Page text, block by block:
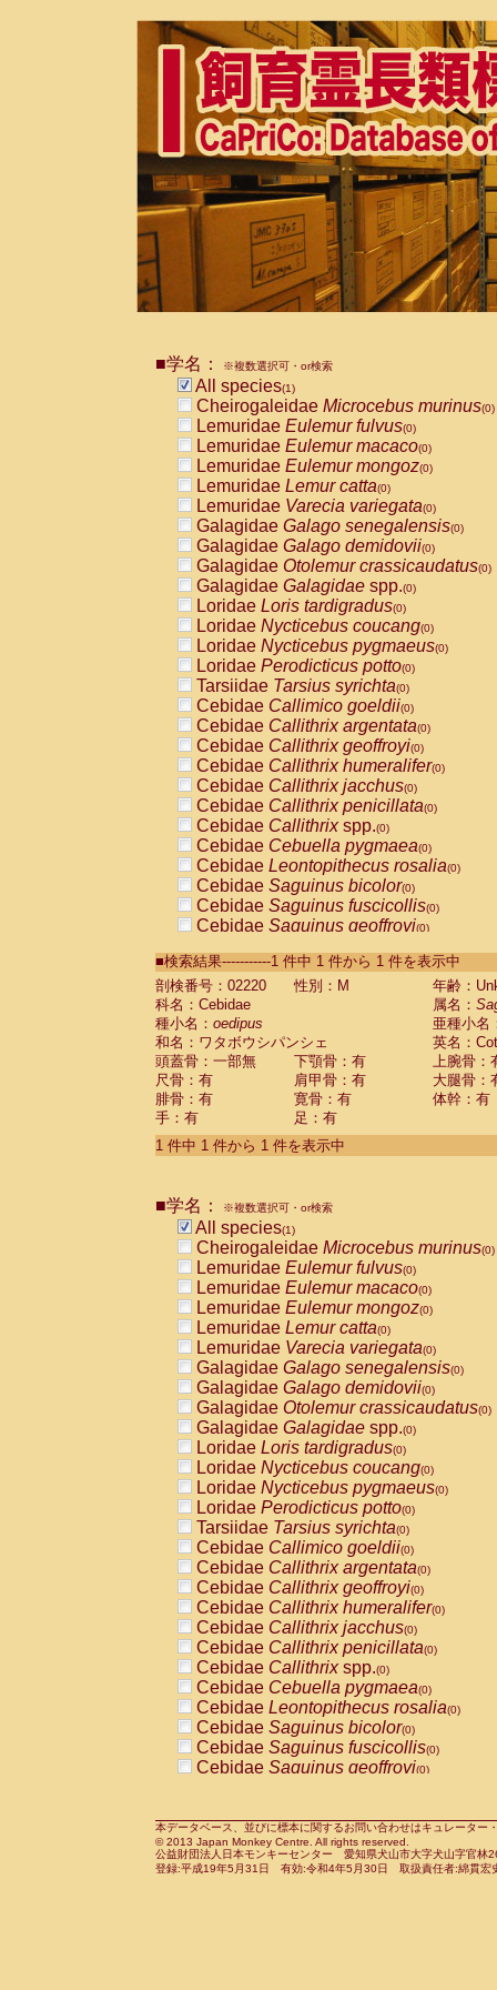
■学名： ※複数選択可・or検索
All species(1)
Cheirogaleidae Microcebus murinus(0)
Lemuridae Eulemur fulvus(0)
Lemuridae Eulemur macaco(0)
Lemuridae Eulemur mongoz(0)
Lemuridae Lemur catta(0)
Lemuridae Varecia variegata(0)
Galagidae Galago senegalensis(0)
Galagidae Galago demidovii(0)
Galagidae Otolemur crassicaudatus(0)
Galagidae Galagidae spp.(0)
Loridae Loris tardigradus(0)
Loridae Nycticebus coucang(0)
Loridae Nycticebus pygmaeus(0)
Loridae Perodicticus potto(0)
Tarsiidae Tarsius syrichta(0)
Cebidae Callimico goeldii(0)
Cebidae Callithrix argentata(0)
Cebidae Callithrix geoffroyi(0)
Cebidae Callithrix humeralifer(0)
Cebidae Callithrix jacchus(0)
Cebidae Callithrix penicillata(0)
Cebidae Callithrixspp.(0)
Cebidae Cebuella pygmaea(0)
Cebidae Leontopithecus rosalia(0)
Cebidae Saguinus bicolor(0)
Cebidae Saguinus fuscicollis(0)
Cebidae Saguinus geoffroyi(0)
CebidaeSaguinus labiatus(0)
Cebidae Saguinus leucopus (0)
Cebidae
Cebidae
CebidaeSaguinus nigricollis (0)
Cebidae Saguinus oedipus
Cebidae Saguinus weddelli
Cebidae Saguinusspp.
Cebidae Aotus trivirgatus
Cebidae Cebus albifrons
CebidaeCebus nigrivittatus
CebidaeCebus
CebidaeSaimiri boliviensis(0)
CebidaeSaimiri sciureus(0)
AtelidaeAlouatta caraya(0)
AtelidaeAlouatta fusca(0)
AtelidaeAlouatta seniculus
AtelidaeAlouattaspp.(0)
AtelidaeAteles belzebuth(0)
AtelidaeAteles geoffroyi(0)
AtelidaeAteles paniscus(0)
AtelidaeAtelesspp.(0)
Atelidae Lagothrix lagothricha
AtelidaeLagothrix lagothricha cana
PitheciidaeCacajao calvus
PitheciidaeCallicebus cupreus
PitheciidaeCallicebus donacophilus
PitheciidaeCallicebus moloch
PitheciidaeCallicebus torquatus
PitheciidaeCallicebusspp.(0)
PitheciidaeChiropotes satanas(0)
PitheciidaePithecia monachus
PitheciidaePithecia pithecia(0)
CercopithecidaeCercocebus agilis
CercopithecidaeCercocebus
CercopithecidaeCercocebus
CercopithecidaeCercocebus
CercopithecidaeCercocebus
CercopithecidaeCercocebushybrid
CercopithecidaePapio anubis(0)
CercopithecidaePapio cynocephalus
CercopithecidaePapio hamadryas(0)
■検索結果-----------1 件中 1 件から 1 件を表示中
剖検番号：02220
性別：M
年齢：
科名：Cebidae
属名：
種小名： oedipus
亜種小名
和名：ワタボウシパンシェ
英名：
頭蓋骨：一部無
下顎骨：有
上腕骨：
尺骨：有
肩甲骨：有
大腿骨：
腓骨：有
寛骨：有
体幹：有
手：有
足：有
1 件中 1 件から 1 件を表示中
■学名： ※複数選択可・or検索
All species(1)
Cheirogaleidae Microcebus murinus(0)
Lemuridae Eulemur fulvus(0)
Lemuridae Eulemur macaco(0)
Lemuridae Eulemur mongoz(0)
Lemuridae Lemur catta(0)
Lemuridae Varecia variegata(0)
Galagidae Galago senegalensis(0)
Galagidae Galago demidovii(0)
Galagidae Otolemur crassicaudatus(0)
Galagidae Galagidae spp.(0)
Loridae Loris tardigradus(0)
Loridae Nycticebus coucang(0)
Loridae Nycticebus pygmaeus(0)
Loridae Perodicticus potto(0)
Tarsiidae Tarsius syrichta(0)
Cebidae Callimico goeldii(0)
Cebidae Callithrix argentata(0)
Cebidae Callithrix geoffroyi(0)
Cebidae Callithrix humeralifer(0)
Cebidae Callithrix jacchus(0)
Cebidae Callithrix penicillata(0)
Cebidae Callithrixspp.(0)
Cebidae Cebuella pygmaea(0)
Cebidae Leontopithecus rosalia(0)
Cebidae Saguinus bicolor(0)
Cebidae Saguinus fuscicollis(0)
Cebidae Saguinus geoffroyi(0)
CebidaeSaguinus leucopus(0)
CebidaeSaguinus midas(0)
Cebidae Saguinus mystax(0)
本データベース、並びに標本に関するお問い合わせはキュレータ
© 2013 Japan Monkey Centre. All rights reserved.
公益財団法人日本モンキーセンター 愛知県犬山市大字犬山字官
登録:平成19年5月31日 有効:令和4年5月30日 取扱責任者:綿貫宏